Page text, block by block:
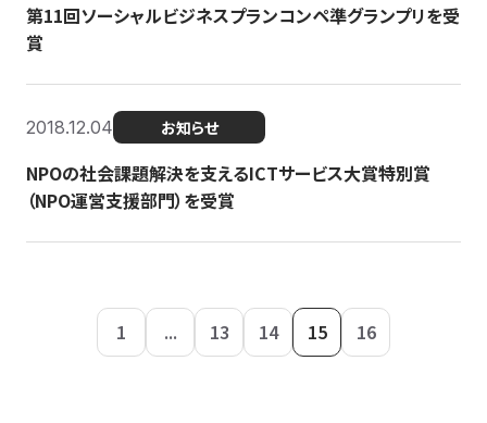
第11回ソーシャルビジネスプランコンペ準グランプリを受
賞
2018.12.04 お知らせ
NPOの社会課題解決を支えるICTサービス大賞特別賞
（NPO運営支援部門）を受賞
1 ... 13 14 15 16